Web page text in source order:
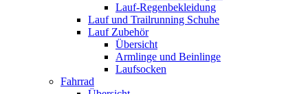
Lauf-Regenbekleidung
Lauf und Trailrunning Schuhe
Lauf Zubehör
Übersicht
Armlinge und Beinlinge
Laufsocken
Fahrrad